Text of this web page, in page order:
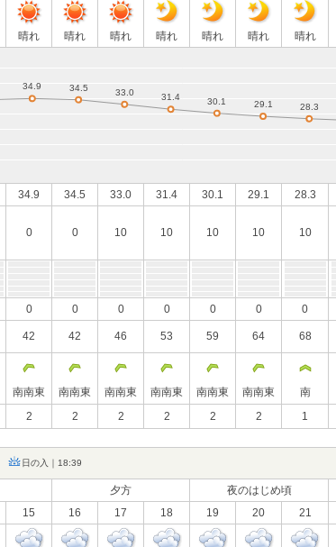
晴れ 晴れ 晴れ 晴れ 晴れ 晴れ 晴れ
34.9 34.5 33.0 31.4 30.1 29.1 28.3
0 0 10 10 10 10 10
0 0 0 0 0 0 0
42 42 46 53 59 64 68
南南東 南南東 南南東 南南東 南南東 南南東 南
2 2 2 2 2 2 1
日の入｜18:39
夕方 夜のはじめ頃
15 16 17 18 19 20 21